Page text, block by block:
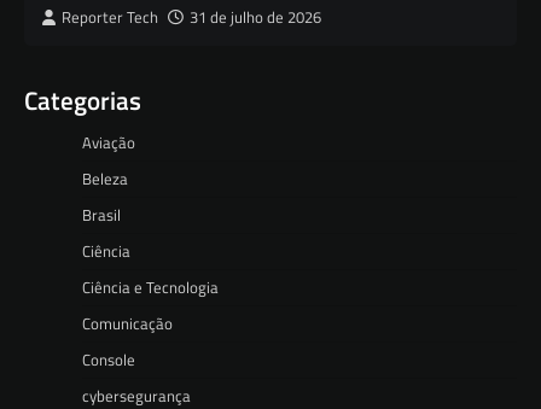
Reporter Tech 31 de julho de 2026
Categorias
Aviação
Beleza
Brasil
Ciência
Ciência e Tecnologia
Comunicação
Console
cybersegurança